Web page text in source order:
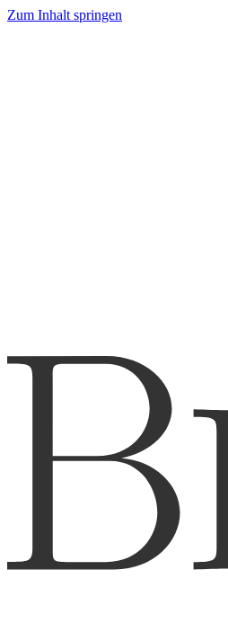
Zum Inhalt springen